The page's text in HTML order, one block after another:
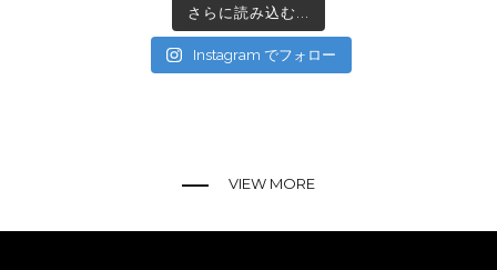
さらに読み込む...
Instagram でフォロー
VIEW MORE